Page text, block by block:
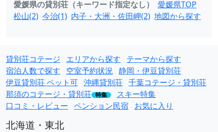
愛媛県の貸別荘（キーワード指定なし）
愛媛県TOP
松山(2) 今治(1) 内子・大洲・佐田岬(2) 地図から探す
貸別荘コテージ エリアから探す
テーマから探す
宿泊人数で探す
空室予約状況 静岡・伊豆貸別荘
伊豆貸別荘 ペット可 沖縄貸別荘 千葉コテージ・貸別荘
那須のコテージ・貸別荘 特集
スキー特集
口コミ・レビュー ペンション民宿 お気に入り
北海道・東北